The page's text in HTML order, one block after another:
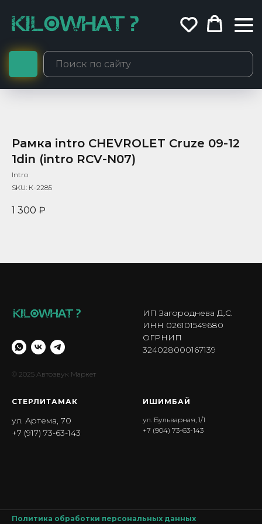
Рамка intro CHEVROLET Сruze 09-12
1din (intro RCV-N07)
Intro
SKU: К-2285
1 300 ₽
© 2025 Автозвук Маркет
ИП Загороднева Д.С.
ИНН 026101549680
ОГРНИП
324028000167139
СТЕРЛИТАМАК
ул. Артема, 70
+7 (917) 73-63-143
ИШИМБА Й
ул. Бульварная, 1/1
+7 (904) 73-63-143
Политика обработки персональных данных